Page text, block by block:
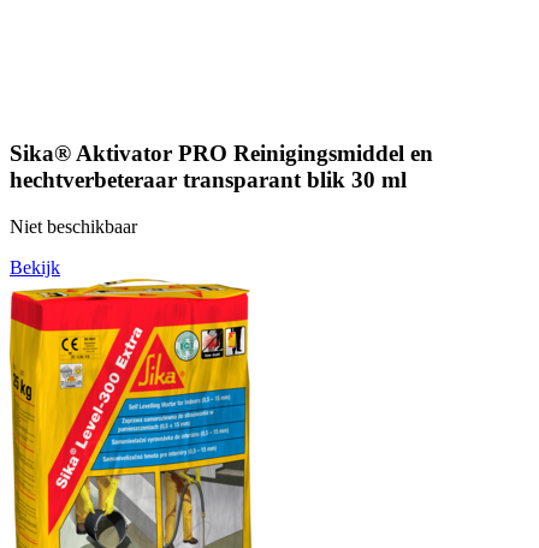
Sika® Aktivator PRO Reinigingsmiddel en
hechtverbeteraar transparant blik 30 ml
Niet beschikbaar
Bekijk